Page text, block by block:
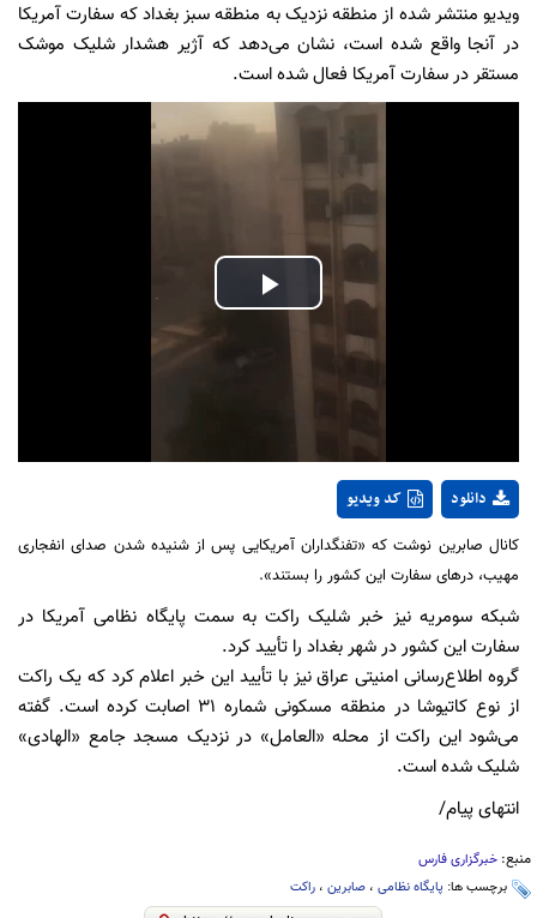
ویدیو منتشر شده از منطقه نزدیک به منطقه سبز بغداد که سفارت آمریکا
در آنجا واقع شده است، نشان می‌دهد که آژیر هشدار شلیک موشک
مستقر در سفارت آمریکا فعال شده است.
Play
Video
کد ویدیو دانلود
کانال صابرین نوشت که «تفنگداران آمریکایی پس از شنیده شدن صداى انفجارى
مهیب، درهای سفارت این کشور را بستند».
شبکه سومریه نیز خبر شلیک راکت به سمت پایگاه نظامی آمریکا در
سفارت این کشور در شهر بغداد را تأیید کرد.
گروه اطلاع‌رسانی امنیتی عراق نیز با تأیید این خبر اعلام کرد که یک راکت
از نوع کاتیوشا در منطقه مسکونی شماره ۳۱ اصابت کرده است. گفته
می‌شود این راکت از محله «العامل» در نزدیک مسجد جامع «الهادی»
شلیک شده است.
انتهای پیام/
منبع: خبرگزاری فارس
برچسب ها: پایگاه نظامی ، صابرین ، راکت